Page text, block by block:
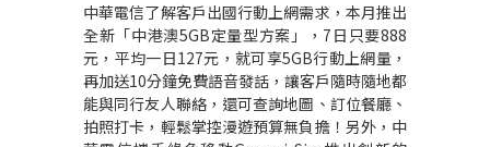
中華電信了解客戶出國行動上網需求，本月推出
全新「中港澳5GB定量型方案」，7日只要888
元，平均一日127元，就可享5GB行動上網量，
再加送10分鐘免費語音發話，讓客戶隨時隨地都
能與同行友人聯絡，還可查詢地圖、訂位餐廳、
拍照打卡，輕鬆掌控漫遊預算無負擔！另外，中